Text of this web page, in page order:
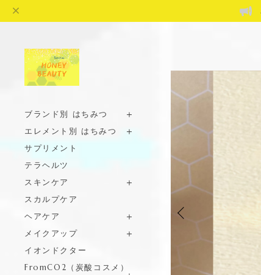
ブランド別 はちみつ
エレメント別 はちみつ
サプリメント
テラヘルツ
スキンケア
スカルプケア
ヘアケア
メイクアップ
イオンドクター
FromCO2（炭酸コスメ）